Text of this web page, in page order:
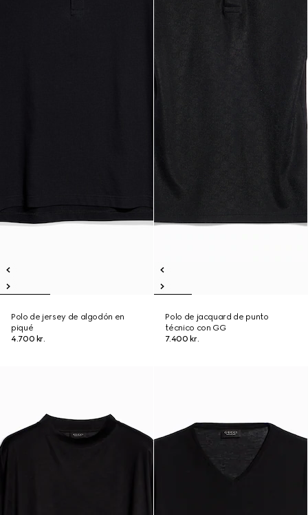
Polo de jersey de algodón en
piqué
4.700 kr.
Polo de jacquard de punto
técnico con GG
7.400 kr.